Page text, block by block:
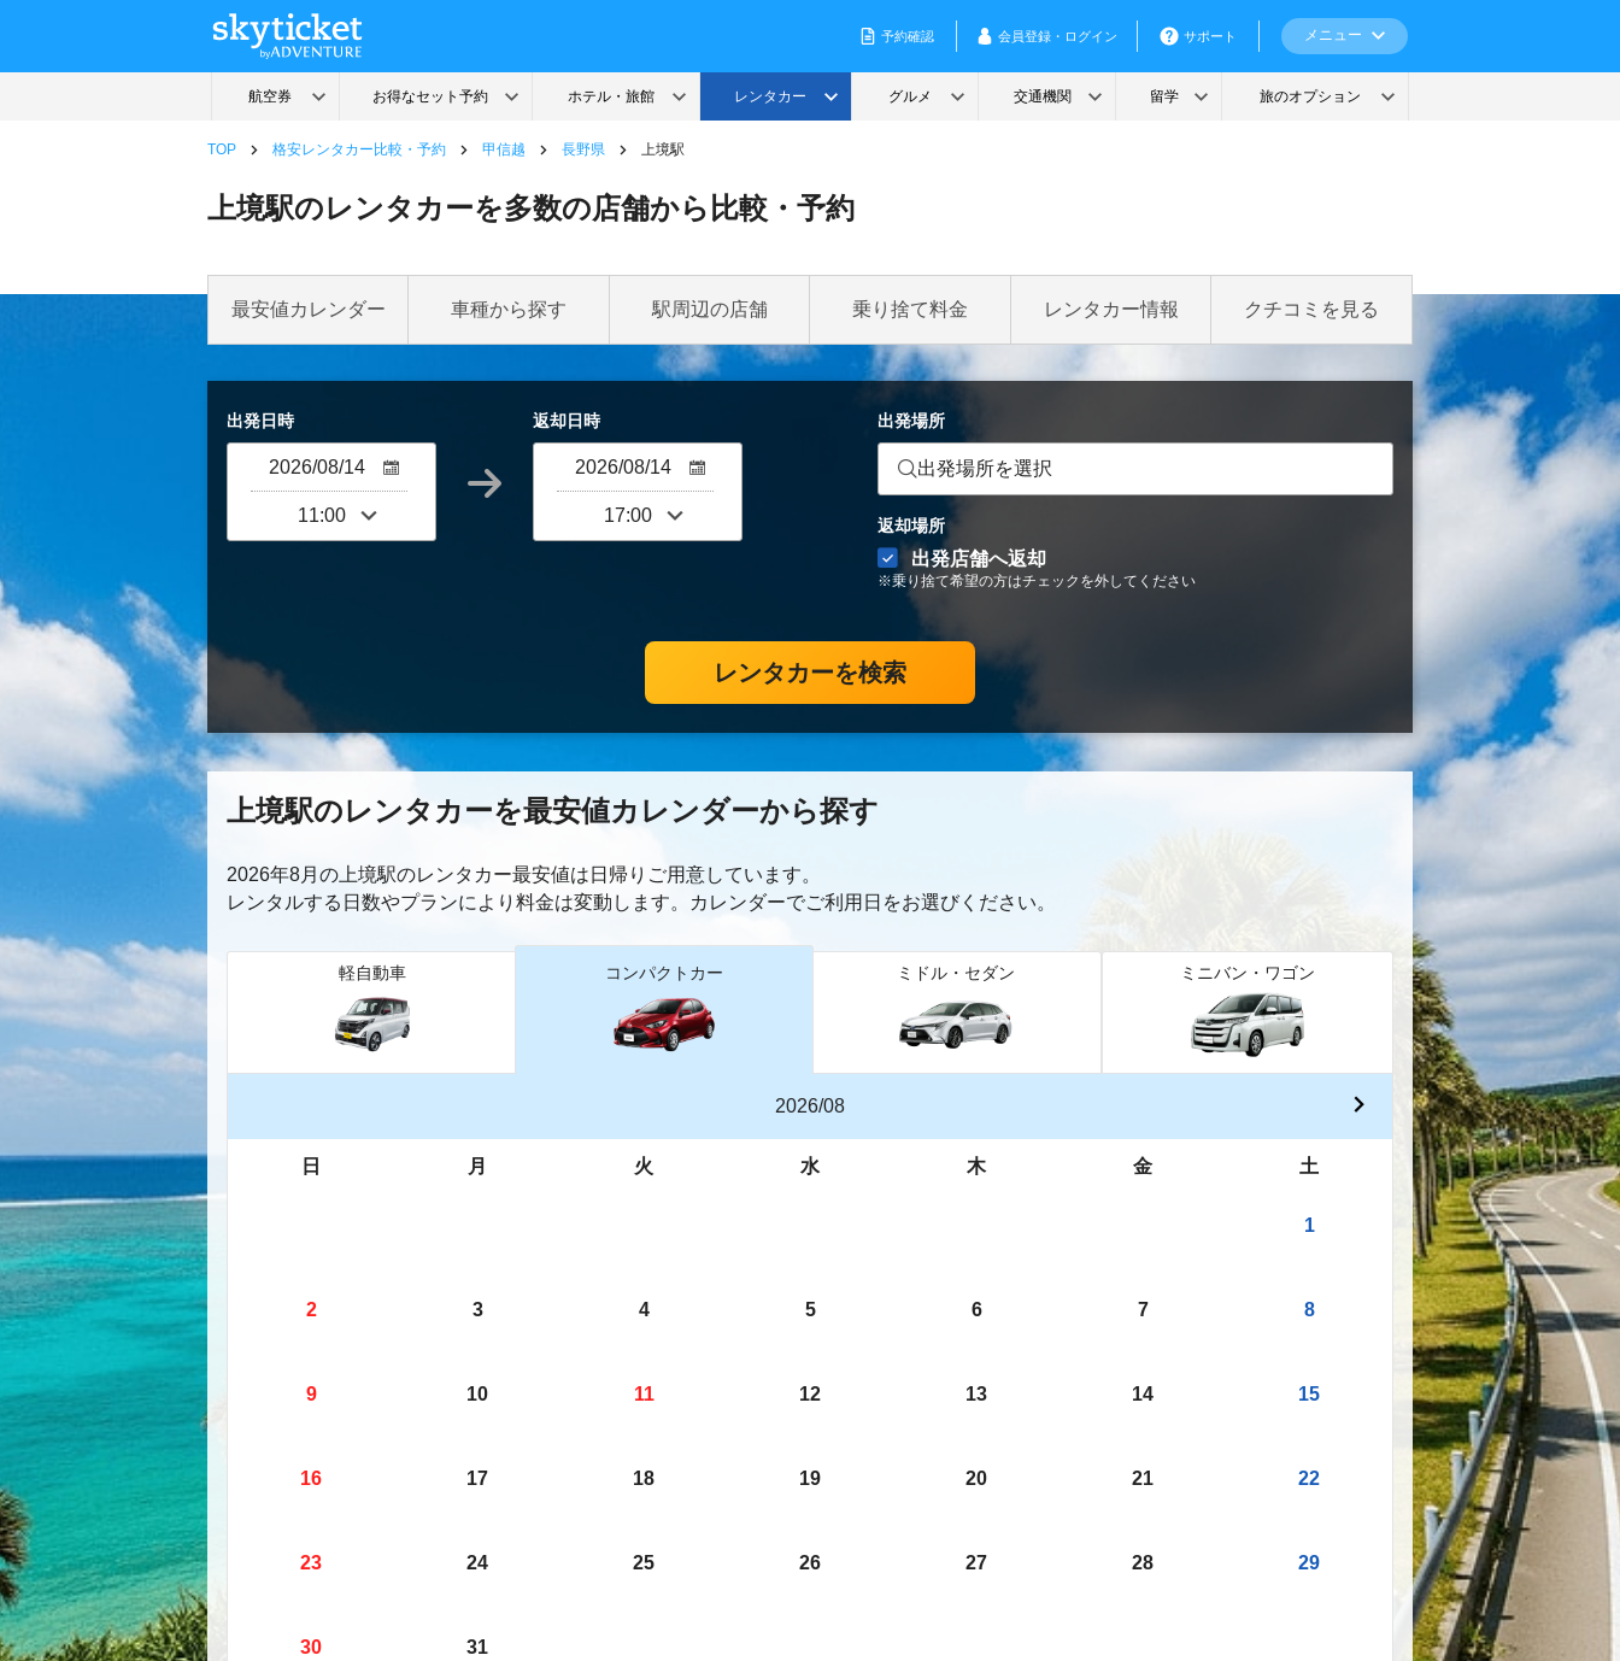
TOP 格安レンタカー比較・予約 甲信越 長野県 上境駅
上境駅のレンタカーを多数の店舗から比較・予約
最安値カレンダー 車種から探す 駅周辺の店舗 乗り捨て料金 レンタカー情報 クチコミを見る
出発日時 返却日時 出発場所
出発場所を選択
返却場所
出発店舗へ返却
※乗り捨て希望の方はチェックを外してください
レンタカーを検索
上境駅のレンタカーを最安値カレンダーから探す
2026年8月の上境駅のレンタカー最安値は日帰り ご用意しています。
レンタルする日数やプランにより料金は変動します。カレンダーでご利用日をお選びください。
軽自動車 コンパクトカー ミドル・セダン ミニバン・ワゴン
2026/08
日 月 火 水 木 金 土
1
2 3 4 5 6 7 8
9 10 11 12 13 14 15
16 17 18 19 20 21 22
23 24 25 26 27 28 29
30 31